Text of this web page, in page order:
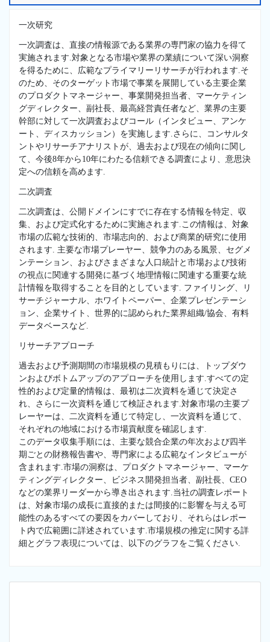
一次研究
一次調査は、直接の情報源である業界の専門家の協力を得て
実施されます.対象となる市場や業界の業績について深い洞察
を得るために、広範なプライマリーリサーチが行われます.そ
のため、そのターゲット市場で事業を展開している主要企業
のプロダクトマネージャー、事業開発担当者、マーケティン
グディレクター、副社長、最高経営責任者など、業界の主要
幹部に対して一次調査およびコール（インタビュー、アンケ
ート、ディスカッション）を実施します.さらに、コンサルタ
ントやリサーチアナリストが、過去および現在の傾向に関し
て、今後8年から10年にわたる信頼できる調査により、意思決
定への信頼を高めます.
二次調査
二次調査は、公開ドメインにすでに存在する情報を特定、収
集、および定式化するために実施されます.この情報は、対象
市場の広範な技術的、市場志向的、および商業的研究に使用
されます. 主要な市場プレーヤー、競争力のある風景、セグメ
ンテーション、およびさまざまな人口統計と市場および技術
の視点に関連する開発に基づく地理情報に関連する重要な統
計情報を取得することを目的としています. ファイリング、リ
サーチジャーナル、ホワイトペーパー、企業プレゼンテーシ
ョン、企業サイト、世界的に認められた業界組織/協会、有料
データベースなど.
リサーチアプローチ
過去および予測期間の市場規模の見積もりには、トップダウ
ンおよびボトムアップのアプローチを使用します.すべての定
性的および定量的情報は、最初は二次資料を通じて決定さ
れ、さらに一次資料を通じて検証されます.対象市場の主要プ
レーヤーは、二次資料を通じて特定し、一次資料を通じて、
それぞれの地域における市場貢献度を確認します.
このデータ収集手順には、主要な競合企業の年次および四半
期ごとの財務報告書や、専門家による広範なインタビューが
含まれます.市場の洞察は、プロダクトマネージャー、マーケ
ティングディレクター、ビジネス開発担当者、副社長、CEO
などの業界リーダーから導き出されます.当社の調査レポート
は、対象市場の成長に直接的または間接的に影響を与える可
能性のあるすべての要因をカバーしており、それらはレポー
ト内で広範囲に詳述されています.市場規模の推定に関する詳
細とグラフ表現については、以下のグラフをご覧ください.